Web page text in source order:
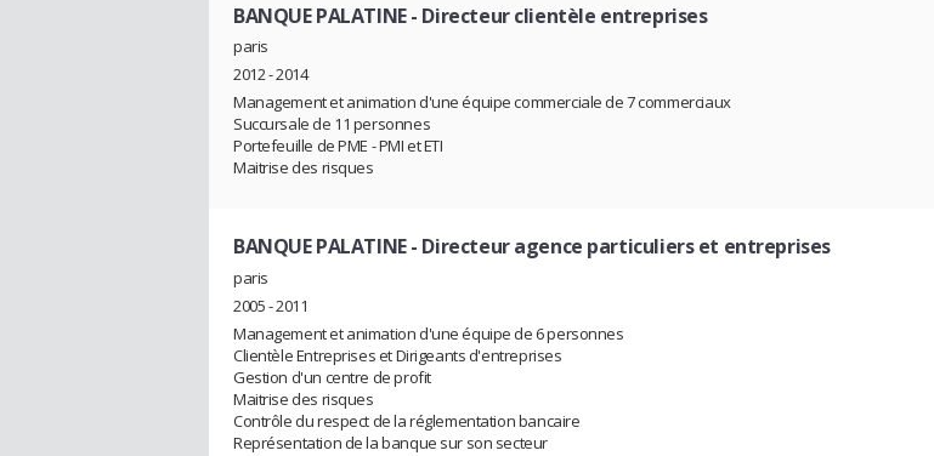
BANQUE PALATINE- Directeur clientèle entreprises
paris
2012 - 2014
Management et animation d'une équipe commerciale de 7 commerciaux
Succursale de 11 personnes
Portefeuille de PME - PMI et ETI
Maitrise des risques
BANQUE PALATINE- Directeur agence particuliers et entreprises
paris
2005 - 2011
Management et animation d'une équipe de 6 personnes
Clientèle Entreprises et Dirigeants d'entreprises
Gestion d'un centre de profit
Maitrise des risques
Contrôle du respect de la réglementation bancaire
Représentation de la banque sur son secteur